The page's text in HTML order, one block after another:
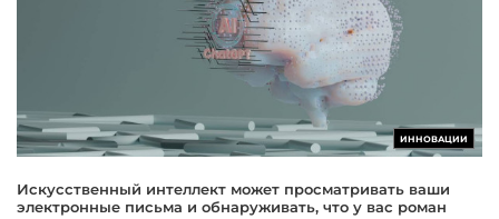
ИННОВАЦИИ
Искусственный интеллект может просматривать ваши
электронные письма и обнаруживать, что у вас роман